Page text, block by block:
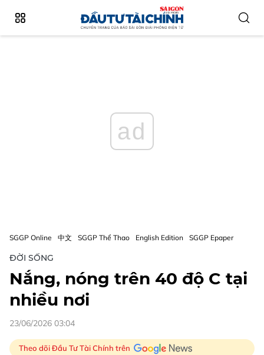
ad
SGGP Online 中文 SGGP Thể Thao English Edition SGGP Epaper
ĐỜI SỐNG
Nắng, nóng trên 40 độ C tại
nhiều nơi
23/06/2026 03:04
Theo dõi Đầu Tư Tài Chính trên